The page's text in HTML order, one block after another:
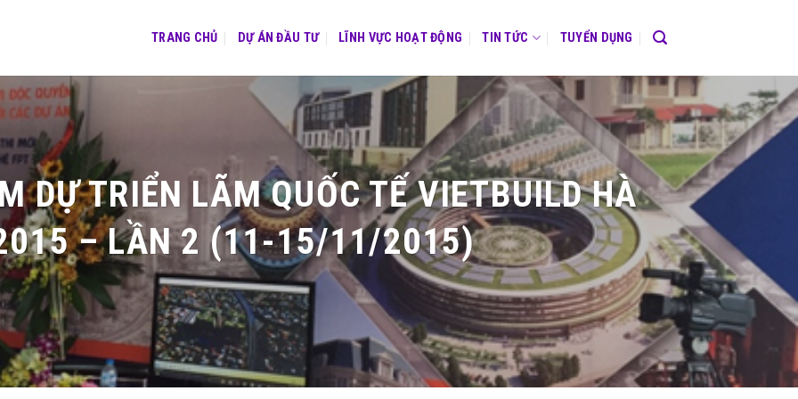
TRANG CHỦ DỰ ÁN ĐẦU TƯ LĨNH VỰC HOẠT ĐỘNG TIN TỨC TUYỂN DỤNG
DỰ TRIỂN LÃM QUỐC TẾ VIETBUILD HÀ
– LẦN 2 (11-15/11/2015)